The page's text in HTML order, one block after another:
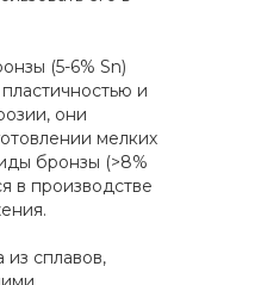
(5-6% Sn)
и
они
мелких
бронзы (>8%
в производстве
из сплавов,